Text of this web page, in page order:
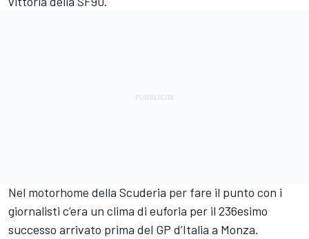
Nel motorhome della Scuderia per fare il punto con i
giornalisti c’era un clima di euforia per il 236esimo
successo arrivato prima del GP d’Italia a Monza.